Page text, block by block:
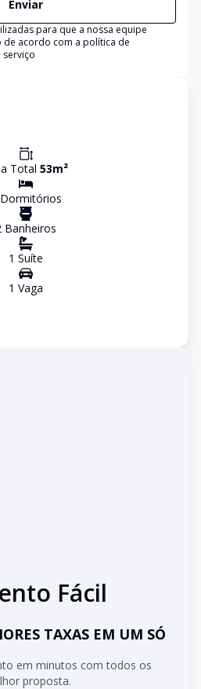
Enviar
para que a nossa equipe
de acordo com a política de
Total 53m²
s
Banheiros
1 Suíte
1 Vaga
Fácil
TAXAS EM UM SÓ
em minutos com todos os
proposta.